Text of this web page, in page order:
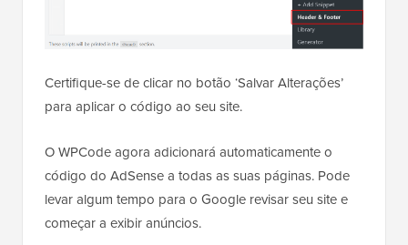
Certifique-se de clicar no botão ‘Salvar Alterações’
para aplicar o código ao seu site.
O WPCode agora adicionará automaticamente o
código do AdSense a todas as suas páginas. Pode
levar algum tempo para o Google revisar seu site e
começar a exibir anúncios.